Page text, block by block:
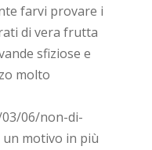
farvi provare i
di vera frutta
sfiziose e
molto
06/non-di-
un motivo in più